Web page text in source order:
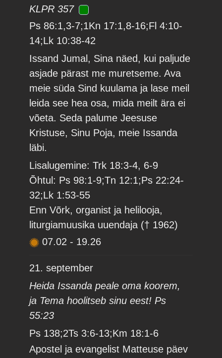
KLPR 357
Ps 86:1,3-7;1Kn 17:1,8-16;Fl 4:10-
14;Lk 10:38-42
Issand Jumal, Sina näed, kui paljude
asjade pärast me muretseme. Ava
meie süda Sind kuulama ja lase meil
leida see hea osa, mida meilt ära ei
võeta. Seda palume Jeesuse
Kristuse, Sinu Poja, meie Issanda
läbi.
Lisalugemine: Trk 18:3-4, 6-9
Õhtul: Ps 98:1-9;Tn 12:1;Ps 22:24-
32;Lk 1:53-55
Enn Võrk, organist ja helilooja,
liturgiamuusika uuendaja († 1962)
07.02 - 19.26
21. september
Heida Issanda peale oma koorem,
ja Tema hoolitseb sinu eest! Ps
55:23
Ps 138;2Ts 3:6-13;Km 18:1-6
Apostel ja evangelist Matteuse päev